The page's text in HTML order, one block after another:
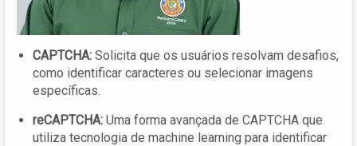
CAPTCHA: Solicita que os usuários resolvam desafios,
como identificar caracteres ou selecionar imagens
específicas.
reCAPTCHA: Uma forma avançada de CAPTCHA que
utiliza tecnologia de machine learning para identificar